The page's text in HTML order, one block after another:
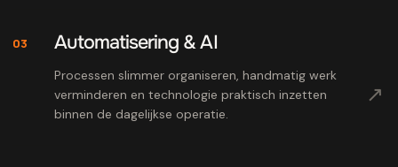
03 Automatisering & AI
Processen slimmer organiseren, handmatig werk
verminderen en technologie praktisch inzetten
binnen de dagelijkse operatie.
↗